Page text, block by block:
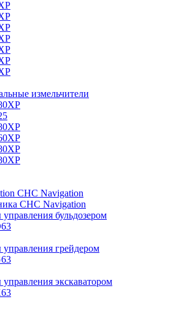
измельчители
CHC Navigation
CHC Navigation
бульдозером
грейдером
экскаватором